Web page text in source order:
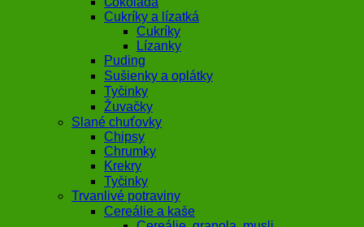
Cukríky a lízatká
Cukríky
Lízanky
Puding
Sušienky a oplátky
Tyčinky
Žuvačky
Slané chuťovky
Chipsy
Chrumky
Krekry
Tyčinky
Trvanlivé potraviny
Cereálie a kaše